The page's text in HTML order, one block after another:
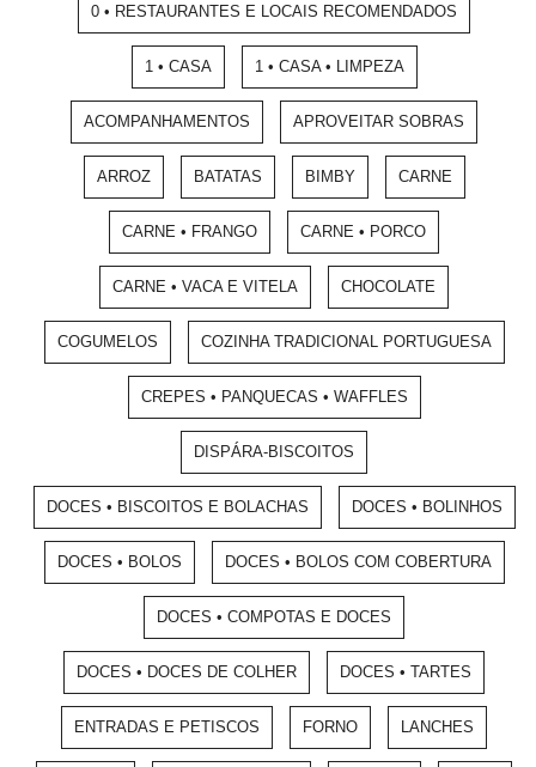
0 • RESTAURANTES E LOCAIS RECOMENDADOS
1 • CASA 1 • CASA • LIMPEZA
ACOMPANHAMENTOS APROVEITAR SOBRAS
ARROZ BATATAS BIMBY CARNE
CARNE • FRANGO CARNE • PORCO
CARNE • VACA E VITELA CHOCOLATE
COGUMELOS COZINHA TRADICIONAL PORTUGUESA
CREPES • PANQUECAS • WAFFLES
DISPÁRA-BISCOITOS
DOCES • BISCOITOS E BOLACHAS DOCES • BOLINHOS
DOCES • BOLOS DOCES • BOLOS COM COBERTURA
DOCES • COMPOTAS E DOCES
DOCES • DOCES DE COLHER DOCES • TARTES
ENTRADAS E PETISCOS FORNO LANCHES